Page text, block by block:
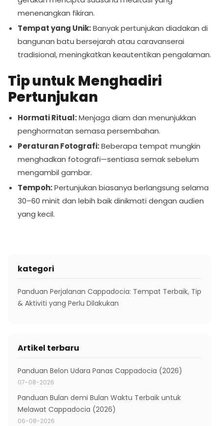
menenangkan fikiran.
Tempat yang Unik:Banyak pertunjukan diadakan di
bangunan batu bersejarah atau caravanserai
tradisional, meningkatkan keautentikan pengalaman.
Tip untuk Menghadiri
Pertunjukan
Hormati Ritual:Menjaga diam dan menunjukkan
penghormatan semasa persembahan.
Peraturan Fotografi:Beberapa tempat mungkin
menghadkan fotografi—sentiasa semak sebelum
mengambil gambar.
Tempoh:Pertunjukan biasanya berlangsung selama
30–60 minit dan lebih baik dinikmati dengan audien
yang kecil.
kategori
Panduan Perjalanan Cappadocia: Tempat Terbaik, Tip
& Aktiviti yang Perlu Dilakukan
Artikel terbaru
Panduan Belon Udara Panas Cappadocia (2026)
07-08-2026
Panduan Bulan demi Bulan Waktu Terbaik untuk
Melawat Cappadocia (2026)
06-08-2026